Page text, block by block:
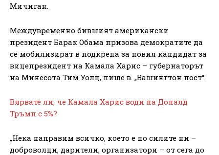
Мичиган.
Междувременно бившият американски
президент Барак Обама призова демократите да
се мобилизират в подкрепа за новия кандидат за
вицепрезидент на Камала Харис – губернаторът
на Минесота Тим Уолц, пише в. „Вашингтон пост“.
Вярвате ли, че Камала Харис води на Доналд
Тръмп с 5%?
„Нека направим всичко, което е по силите ни –
доброволци, дарители, организатори – от сега до